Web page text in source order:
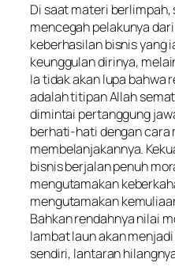
Di saat materi
mencegah pelakunya
keberhasilan bisnis yang
keunggulan dirinya,
Ia tidak akan lupa bahwa
adalah titipan Allah
dimintai pertanggung
berhati-hati dengan cara
membelanjakannya.
bisnis berjalan penuh
mengutamakan
mengutamakan
Bahkan rendahnya nilai
lambat laun akan
sendiri, lantaran